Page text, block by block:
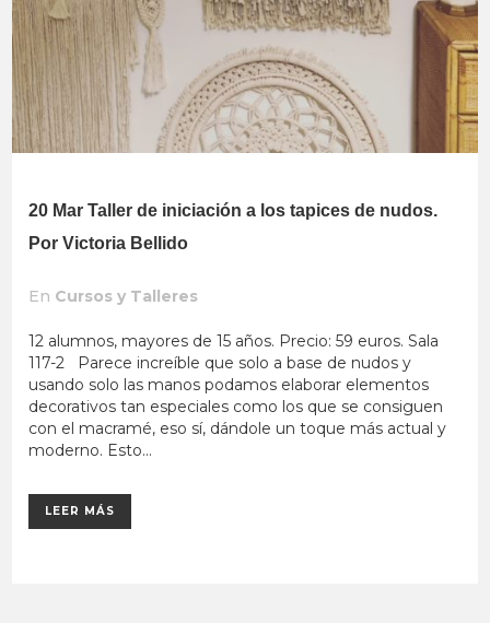
20 Mar Taller de iniciación a los tapices de nudos.
Por Victoria Bellido
En Cursos y Talleres
12 alumnos, mayores de 15 años. Precio: 59 euros. Sala
117-2 Parece increíble que solo a base de nudos y
usando solo las manos podamos elaborar elementos
decorativos tan especiales como los que se consiguen
con el macramé, eso sí, dándole un toque más actual y
moderno. Esto...
LEER MÁS